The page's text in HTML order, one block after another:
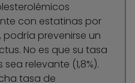
con estatinas por
prevenirse un
No es que su tasa
relevante (1,8%).
tasa de